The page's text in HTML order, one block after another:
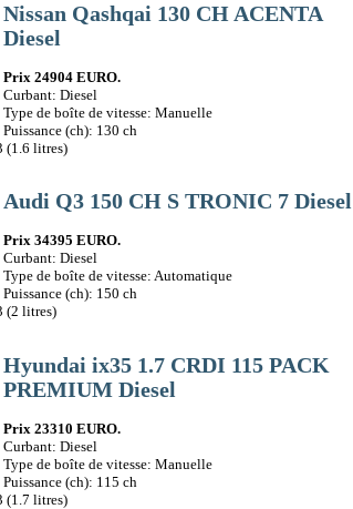
Nissan Qashqai 130 CH ACENTA
Diesel
Prix 24904 EURO.
Curbant: Diesel
Type de boîte de vitesse: Manuelle
Puissance (ch): 130 ch
(1.6 litres)
Audi Q3 150 CH S TRONIC 7 Diesel
Prix 34395 EURO.
Curbant: Diesel
Type de boîte de vitesse: Automatique
Puissance (ch): 150 ch
(2 litres)
Hyundai ix35 1.7 CRDI 115 PACK
PREMIUM Diesel
Prix 23310 EURO.
Curbant: Diesel
Type de boîte de vitesse: Manuelle
Puissance (ch): 115 ch
(1.7 litres)